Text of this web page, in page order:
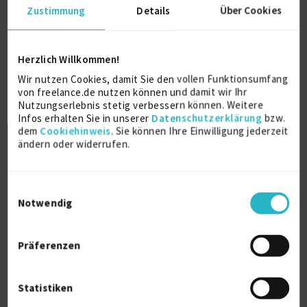
Zustimmung Details Über Cookies
Herzlich Willkommen!
Wir nutzen Cookies, damit Sie den vollen Funktionsumfang
von freelance.de nutzen können und damit wir Ihr
Nutzungserlebnis stetig verbessern können. Weitere
Infos erhalten Sie in unserer Datenschutzerklärung bzw.
dem Cookiehinweis. Sie können Ihre Einwilligung jederzeit
ändern oder widerrufen.
Notwendig
Präferenzen
Statistiken
Senior Flutter Mobile App Specialist
Flutter 11 J. Mobile Application Development
10 J.
€75/Stunde